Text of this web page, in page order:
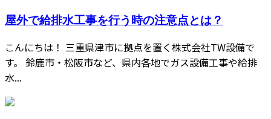
屋外で給排水工事を行う時の注意点とは？
こんにちは！ 三重県津市に拠点を置く株式会社TW設備で
す。 鈴鹿市・松阪市など、県内各地でガス設備工事や給排
水...